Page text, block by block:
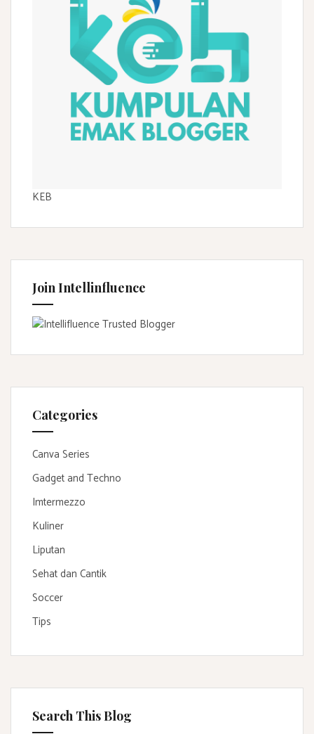
KEB
Join Intellinfluence
Categories
Canva Series
Gadget and Techno
Imtermezzo
Kuliner
Liputan
Sehat dan Cantik
Soccer
Tips
Search This Blog